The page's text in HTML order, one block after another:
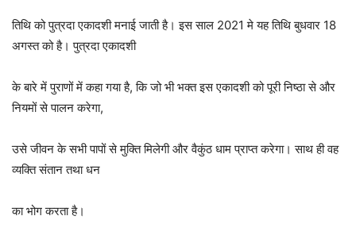
तिथि को पुत्रदा एकादशी मनाई जाती है। इस साल 2021 मे यह तिथि बुधवार 18
अगस्त को है। पुत्रदा एकादशी
के बारे में पुराणों में कहा गया है, कि जो भी भक्त इस एकादशी को पूरी निष्ठा से और
नियमों से पालन करेगा,
उसे जीवन के सभी पापों से मुक्ति मिलेगी और वैकुंठ धाम प्राप्त करेगा। साथ ही वह
व्यक्ति संतान तथा धन
का भोग करता है।